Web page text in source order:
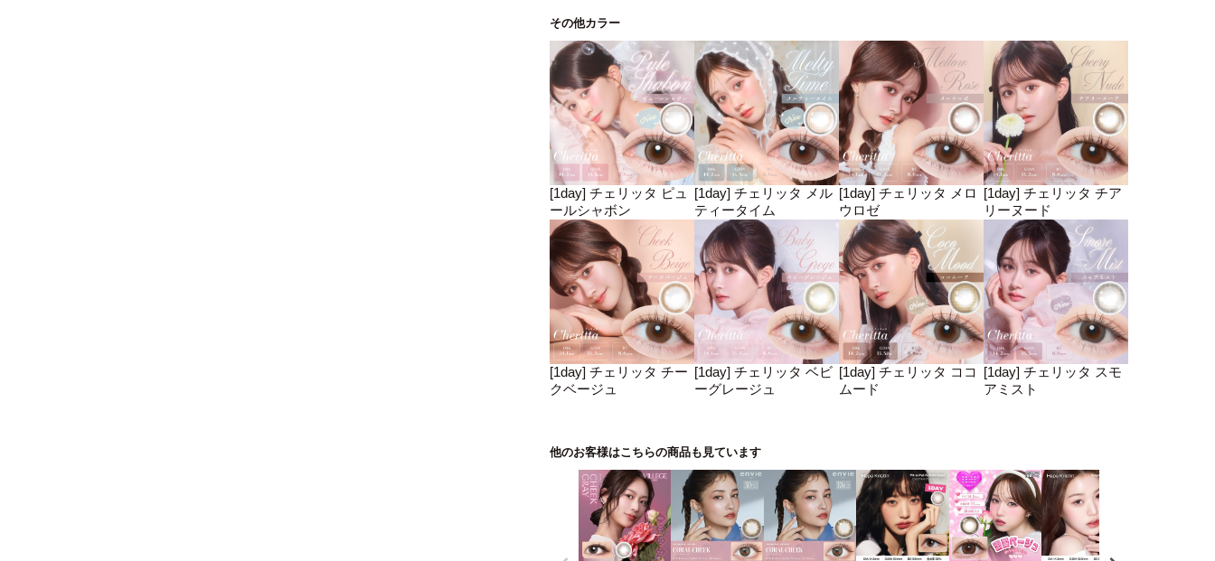
その他カラー
[1day] チェリッタ ピュ
ールシャボン
[1day] チェリッタ メル
ティータイム
[1day] チェリッタ メロ
ウロゼ
[1day] チェリッタ チア
リーヌード
[1day] チェリッタ チー
クベージュ
[1day] チェリッタ ベビ
ーグレージュ
[1day] チェリッタ ココ
ムード
[1day] チェリッタ スモ
アミスト
他のお客様はこちらの商品も見ています